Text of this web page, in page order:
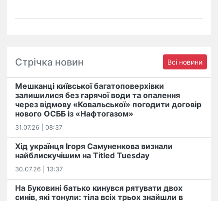
Стрічка новин Всі новини
Мешканці київської багатоповерхівки
залишилися без гарячої води та опалення
через відмову «Ковальської» погодити договір
нового ОСББ із «Нафтогазом»
31.07.26 | 08:37
Хід українця Ігоря Самуненкова визнали
найблискучішим на Titled Tuesday
30.07.26 | 13:37
На Буковині батько кинувся рятувати двох
синів, які тонули: тіла всіх трьох знайшли в